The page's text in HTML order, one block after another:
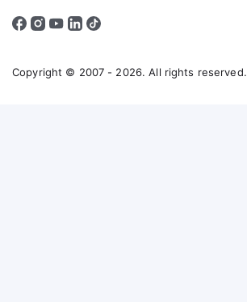
Copyright © 2007 - 2026. All rights reserved.